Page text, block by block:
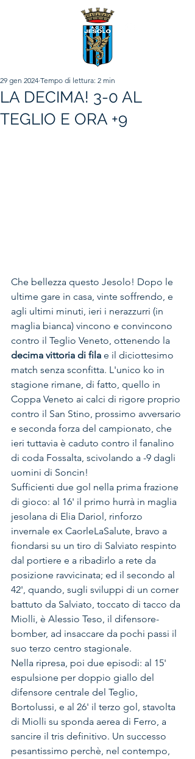
LA DECIMA! 3-0 AL
TEGLIO E ORA +9
29 gen 2024 Tempo di lettura: 2 min
Che bellezza questo Jesolo! Dopo le
ultime gare in casa, vinte soffrendo, e
agli ultimi minuti, ieri i nerazzurri (in
maglia bianca) vincono e convincono
contro il Teglio Veneto, ottenendo la
decima vittoria di fila e il diciottesimo
match senza sconfitta. L'unico ko in
stagione rimane, di fatto, quello in
Coppa Veneto ai calci di rigore proprio
contro il San Stino, prossimo avversario
e seconda forza del campionato, che
ieri tuttavia è caduto contro il fanalino
di coda Fossalta, scivolando a -9 dagli
uomini di Soncin!
Sufficienti due gol nella prima frazione
di gioco: al 16' il primo hurrà in maglia
jesolana di Elia Dariol, rinforzo
invernale ex CaorleLaSalute, bravo a
fiondarsi su un tiro di Salviato respinto
dal portiere e a ribadirlo a rete da
posizione ravvicinata; ed il secondo al
42', quando, sugli sviluppi di un corner
battuto da Salviato, toccato di tacco da
Miolli, è Alessio Teso, il difensore-
bomber, ad insaccare da pochi passi il
suo terzo centro stagionale.
Nella ripresa, poi due episodi: al 15'
espulsione per doppio giallo del
difensore centrale del Teglio,
Bortolussi, e al 26' il terzo gol, stavolta
di Miolli su sponda aerea di Ferro, a
sancire il tris definitivo. Un successo
pesantissimo perchè, nel contempo,